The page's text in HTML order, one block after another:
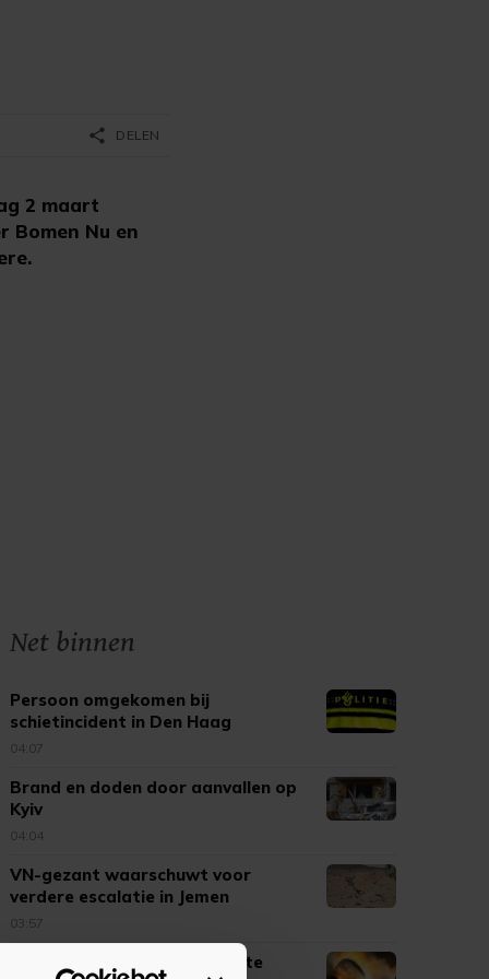
2 maart
Bomen Nu en
share DELEN
Net binnen
Persoon omgekomen bij
schietincident in Den Haag
04:07
Brand en doden door aanvallen op
Kyiv
04:04
VN-gezant waarschuwt voor
verdere escalatie in Jemen
03:57
Drone ingezet om hotspots te